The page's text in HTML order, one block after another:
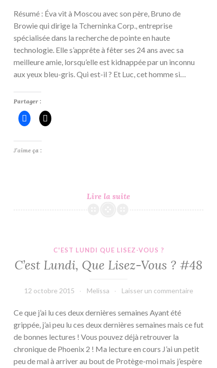
Résumé : Éva vit à Moscou avec son père, Bruno de
Browie qui dirige la Tcherninka Corp., entreprise
spécialisée dans la recherche de pointe en haute
technologie. Elle s’apprête à fêter ses 24 ans avec sa
meilleure amie, lorsqu’elle est kidnappée par un inconnu
aux yeux bleu-gris. Qui est-il ? Et Luc, cet homme si…
Lire la suite
#3
Partager :
J’aime ça :
C'EST LUNDI QUE LISEZ-VOUS ?
C’est Lundi, Que Lisez-Vous ? #48
12 octobre 2015 Melissa Laisser un commentaire
Ce que j’ai lu ces deux dernières semaines Ayant été
grippée, j’ai peu lu ces deux dernières semaines mais ce fut
de bonnes lectures ! Vous pouvez déjà retrouver la
chronique de Phoenix 2 ! Ma lecture en cours J’ai un petit
peu de mal à arriver au bout de Protège-moi mais j’espère